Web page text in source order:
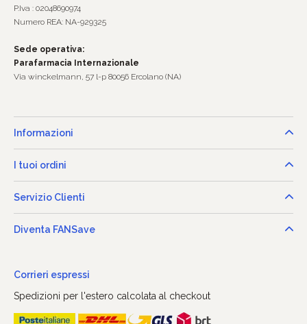
P.Iva : 02048690974
Numero REA: NA-929325
Sede operativa:
Parafarmacia Internazionale
Via winckelmann, 57 l-p 80056 Ercolano (NA)
Informazioni
I tuoi ordini
Servizio Clienti
Diventa FANSave
Corrieri espressi
Spedizioni per l'estero calcolata al checkout